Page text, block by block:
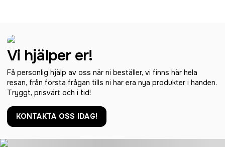
Vi hjälper er!
Få personlig hjälp av oss när ni beställer, vi finns här hela
resan, från första frågan tills ni har era nya produkter i handen.
Tryggt, prisvärt och i tid!
KONTAKTA OSS IDAG!